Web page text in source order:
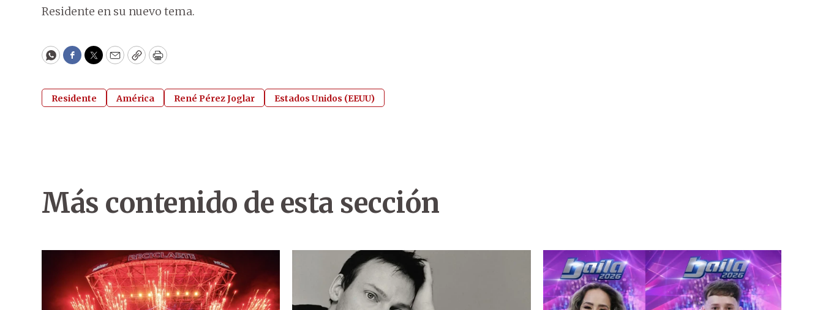
Residente en su nuevo tema.
WhatsApp
Facebook
Twitter
EmailCopyPrint
Residente América René Pérez Joglar Estados Unidos (EEUU)
Más contenido de esta sección